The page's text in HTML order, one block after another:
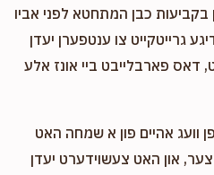
בקביעות כבן המתחטא לפני אביו
גרייטקייט צו ענטפערן יעדן
דאס פארבלייבט ביי אונז אלע
וועג אהיים פון א שמחה האט
און האט צעשוידערט יעדן